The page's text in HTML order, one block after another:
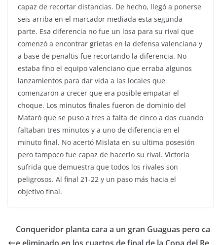
capaz de recortar distancias. De hecho, llegó a ponerse
seis arriba en el marcador mediada esta segunda
parte. Esa diferencia no fue un losa para su rival que
comenzó a encontrar grietas en la defensa valenciana y
a base de penaltis fue recortando la diferencia. No
estaba fino el equipo valenciano que erraba algunos
lanzamientos para dar vida a las locales que
comenzaron a crecer que era posible empatar el
choque. Los minutos finales fueron de dominio del
Mataró que se puso a tres a falta de cinco a dos cuando
faltaban tres minutos y a uno de diferencia en el
minuto final. No acertó Mislata en su ultima posesión
pero tampoco fue capaz de hacerlo su rival. Victoria
sufrida que demuestra que todos los rivales son
peligrosos. Al final 21-22 y un paso más hacia el
objetivo final.
Conqueridor planta cara a un gran Guaguas pero ca
e eliminado en los cuartos de final de la Copa del Re